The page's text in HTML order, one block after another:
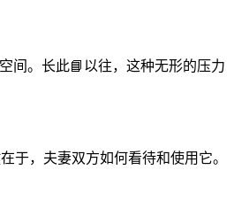
间。长此📘以往，这种无形的压力
于，夫妻双方如何看待和使用它。